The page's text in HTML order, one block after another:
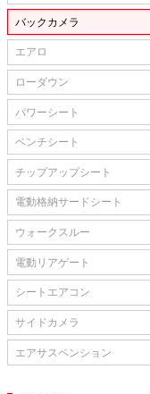
バックカメラ
エアロ
ローダウン
パワーシート
ベンチシート
チップアップシート
電動格納サードシート
ウォークスルー
電動リアゲート
シートエアコン
サイドカメラ
エアサスペンション